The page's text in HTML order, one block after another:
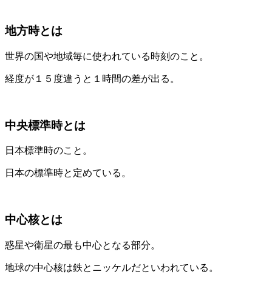
地方時とは
世界の国や地域毎に使われている時刻のこと。
経度が１５度違うと１時間の差が出る。
中央標準時とは
日本標準時のこと。
日本の標準時と定めている。
中心核とは
惑星や衛星の最も中心となる部分。
地球の中心核は鉄とニッケルだといわれている。